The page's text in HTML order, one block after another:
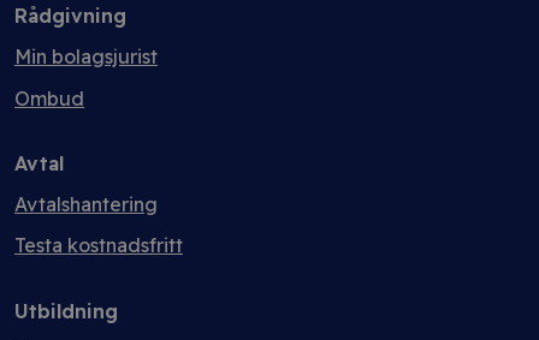
Rådgivning
Min bolagsjurist
Ombud
Avtal
Avtalshantering
Testa kostnadsfritt
Utbildning